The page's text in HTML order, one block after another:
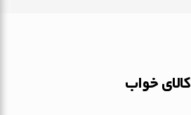
کالای خواب